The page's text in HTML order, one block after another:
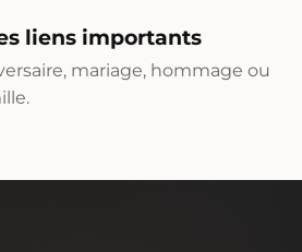
liens importants
mariage, hommage ou